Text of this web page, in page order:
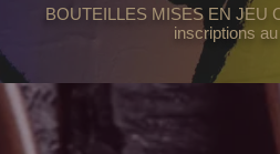
BOUTEILLES MISES EN JEU
inscriptions